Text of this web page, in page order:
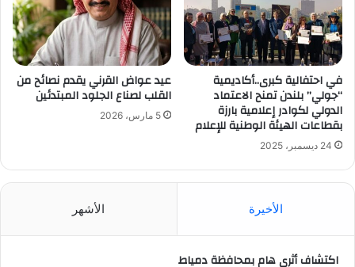
في احتفالية كبرى..أكاديمية
“جولي” بلندن تمنح الاعتماد
الدولي لكوادر إعلامية بارزة
بقطاعات الهيئة الوطنية للإعلام
24 ديسمبر، 2025
عيد عواض القرني يقدم نصائح من
القلب لصناع الجلود المبتدئين
5 مارس، 2026
الأخيرة الأشهر
اكتشاف أثرى هام بمحافظة دمياط